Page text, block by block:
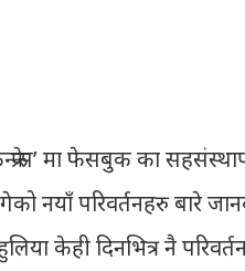
मा फेसबुक का
नयाँ परिवर्तनहरु बारे
केही दिनभित्र नै